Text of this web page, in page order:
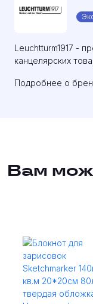
Leuchtturm1917 -
канцелярских
Подробнее о
Вам